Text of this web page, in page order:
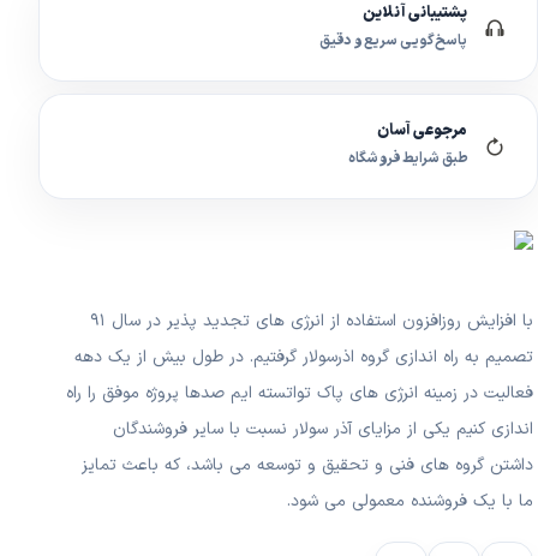
پشتیبانی آنلاین
پاسخ‌گویی سریع و دقیق
مرجوعی آسان
طبق شرایط فروشگاه
با افزایش روزافزون استفاده از انرژی های تجدید پذیر در سال ۹۱
تصمیم به راه اندازی گروه اذرسولار گرفتیم. در طول بیش از یک دهه
فعالیت در زمینه انرژی های پاک تواتسته ایم صدها پروژه موفق را راه
اندازی کنیم یکی از مزایای آذر سولار نسبت با سایر فروشندگان
داشتن گروه های فنی و تحقیق و توسعه می باشد، که باعث تمایز
ما با یک فروشنده معمولی می شود.